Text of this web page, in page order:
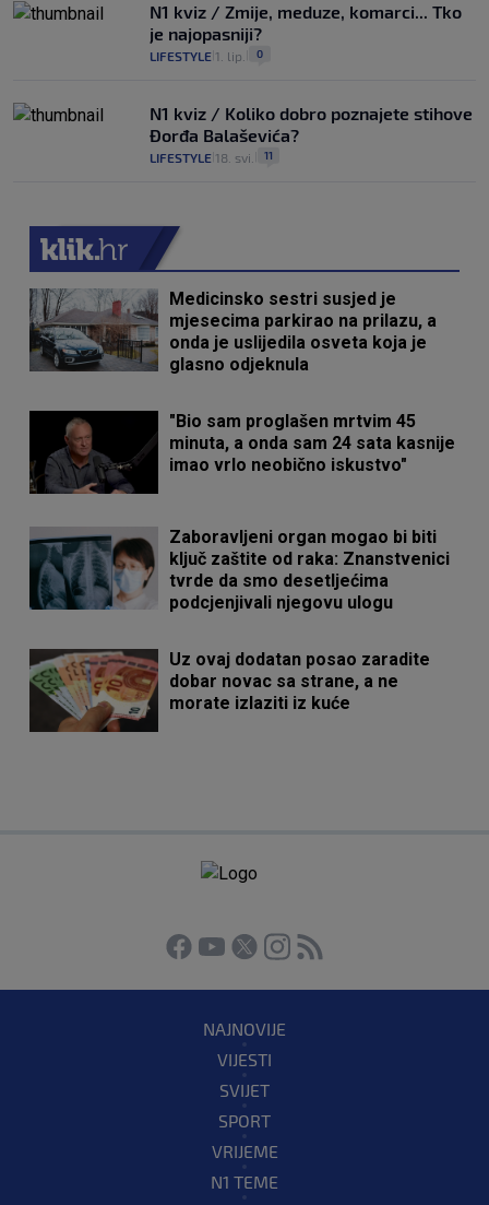
N1 kviz / Zmije, meduze, komarci... Tko
je najopasniji?
LIFESTYLE 1. lip. 0
N1 kviz / Koliko dobro poznajete stihove
Đorđa Balaševića?
LIFESTYLE 18. svi. 11
Medicinsko sestri susjed je
mjesecima parkirao na prilazu, a
onda je uslijedila osveta koja je
glasno odjeknula
"Bio sam proglašen mrtvim 45
minuta, a onda sam 24 sata kasnije
imao vrlo neobično iskustvo"
Zaboravljeni organ mogao bi biti
ključ zaštite od raka: Znanstvenici
tvrde da smo desetljećima
podcjenjivali njegovu ulogu
Uz ovaj dodatan posao zaradite
dobar novac sa strane, a ne
morate izlaziti iz kuće
NAJNOVIJE
VIJESTI
SVIJET
SPORT
VRIJEME
N1 TEME